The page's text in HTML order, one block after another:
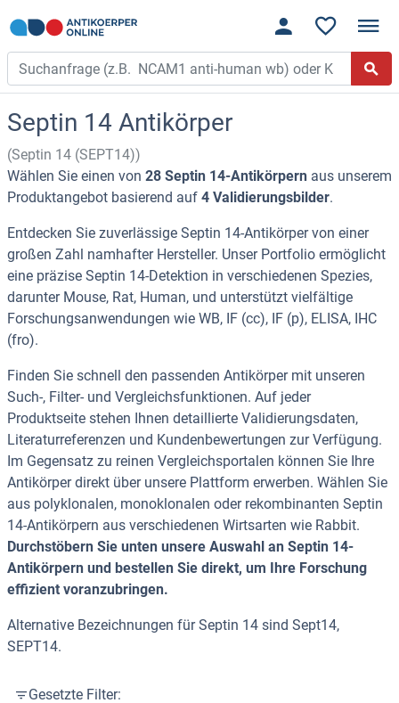
Septin 14 Antikörper
(Septin 14 (SEPT14))
Wählen Sie einen von 28 Septin 14-Antikörpern aus unserem
Produktangebot basierend auf 4 Validierungsbilder.
Entdecken Sie zuverlässige Septin 14-Antikörper von einer
großen Zahl namhafter Hersteller. Unser Portfolio ermöglicht
eine präzise Septin 14-Detektion in verschiedenen Spezies,
darunter Mouse, Rat, Human, und unterstützt vielfältige
Forschungsanwendungen wie WB, IF (cc), IF (p), ELISA, IHC
(fro).
Finden Sie schnell den passenden Antikörper mit unseren
Such-, Filter- und Vergleichsfunktionen. Auf jeder
Produktseite stehen Ihnen detaillierte Validierungsdaten,
Literaturreferenzen und Kundenbewertungen zur Verfügung.
Im Gegensatz zu reinen Vergleichsportalen können Sie Ihre
Antikörper direkt über unsere Plattform erwerben. Wählen Sie
aus polyklonalen, monoklonalen oder rekombinanten Septin
14-Antikörpern aus verschiedenen Wirtsarten wie Rabbit.
Durchstöbern Sie unten unsere Auswahl an Septin 14-
Antikörpern und bestellen Sie direkt, um Ihre Forschung
effizient voranzubringen.
Alternative Bezeichnungen für Septin 14 sind Sept14,
SEPT14.
Gesetzte Filter: